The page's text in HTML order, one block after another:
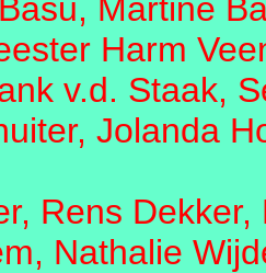
Martine
Harm
v.d. Staak,
Jolanda
Rens
Nathalie